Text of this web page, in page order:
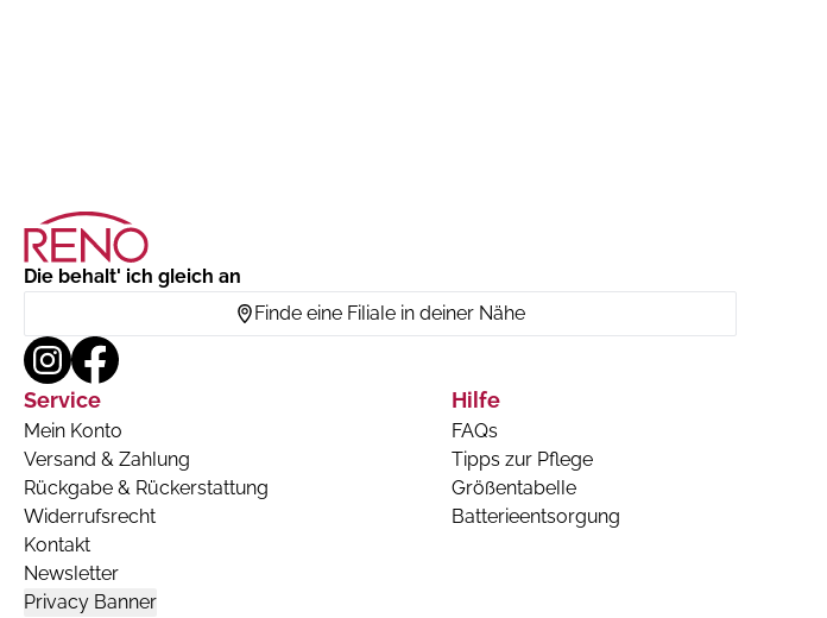
Die behalt' ich gleich an
Finde eine Filiale in deiner Nähe
Service
Mein Konto
Versand & Zahlung
Rückgabe & Rückerstattung
Widerrufsrecht
Kontakt
Newsletter
Privacy Banner
Hilfe
FAQs
Tipps zur Pflege
Größentabelle
Batterieentsorgung